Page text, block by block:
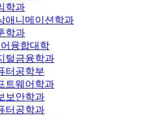
학과
애니메이션학과
학과
융합대학
털금융학과
터공학부
트웨어학과
보안학과
터공학과